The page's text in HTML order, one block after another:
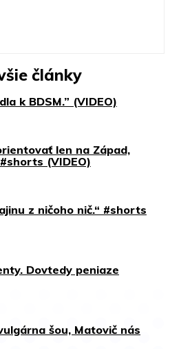
články
k BDSM.” (VIDEO)
len na Západ,
(VIDEO)
z ničoho nič.“ #shorts
Dovtedy peniaze
šou, Matovič nás